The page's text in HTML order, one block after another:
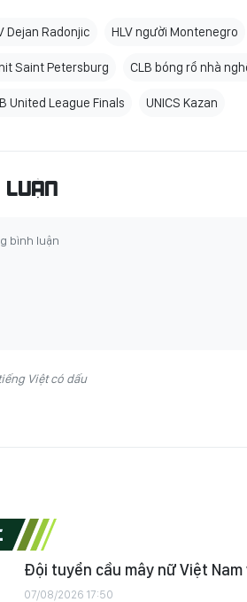
Dejan Radonjic HLV người Montenegro
Saint Petersburg CLB bóng rổ nhà
United League Finals UNICS Kazan
LUẬN
Việt có dấu
Đội tuyển cầu mây nữ Việt
07/08/2026 17:50